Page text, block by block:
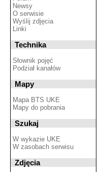
Newsy
O serwisie
Wyślij zdjęcia
Linki
Technika
Słownik pojęć
Podział kanałów
Mapy
Mapa BTS UKE
Mapy do pobrania
Szukaj
W wykazie UKE
W zasobach serwisu
Zdjęcia